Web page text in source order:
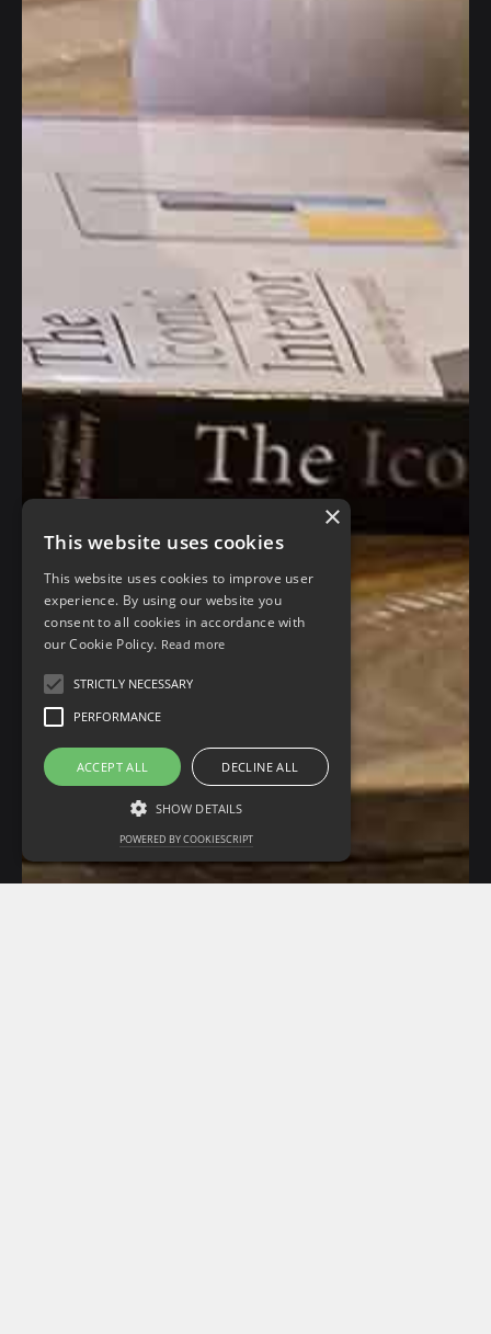
×
This website uses cookies
This website uses cookies to improve user
experience. By using our website you
consent to all cookies in accordance with
our Cookie Policy. Read more
STRICTLY NECESSARY
PERFORMANCE
ACCEPT ALL DECLINE ALL
SHOW DETAILS
POWERED BY COOKIESCRIPT